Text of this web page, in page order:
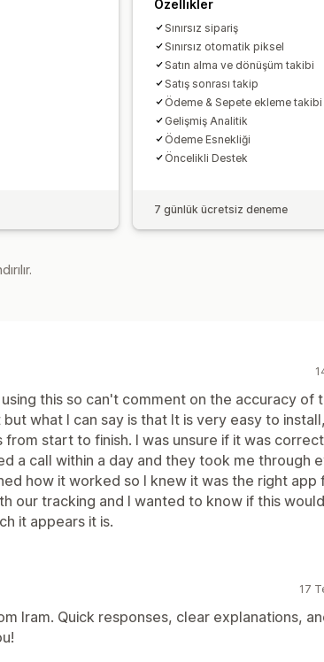
Özellikler
Sınırsız sipariş
Sınırsız otomatik piksel
Satın alma ve dönüşüm takibi
Satış sonrası takip
Ödeme & Sepete ekleme takibi
Gelişmiş Analitik
Ödeme Esnekliği
Öncelikli Destek
7 günlük ücretsiz deneme
this so can't comment on the accuracy of
what I can say is that It is very easy to
from start to finish. I was unsure if it was
a call within a day and they took me through
how it worked so I knew it was the right app
our tracking and I wanted to know if this
it appears it is.
17
Iram. Quick responses, clear explanations,